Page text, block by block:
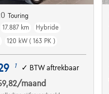
Touring
17.887 km
Hybride
120 kW ( 163 PK )
1 ✓ BTW aftrekbaar
/maand